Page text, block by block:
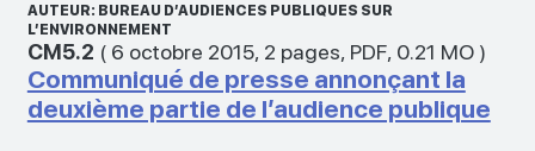
AUTEUR: BUREAU D’AUDIENCES PUBLIQUES SUR
L’ENVIRONNEMENT
CM5.2 ( 6 octobre 2015, 2 pages, PDF, 0.21 MO)
Communiqué de presse annonçant la
deuxième partie de l’audience publique